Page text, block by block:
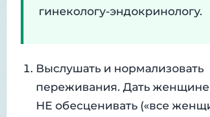
гинекологу-эндокринологу.
Выслушать и нормализовать
переживания. Дать женщине
НЕ обесценивать («все